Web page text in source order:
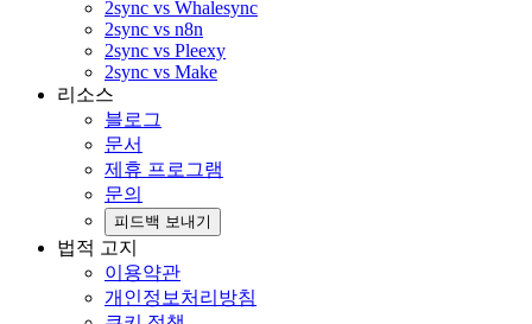
2sync vs Whalesync
2sync vs n8n
2sync vs Pleexy
2sync vs Make
리소스
블로그
문서
제휴 프로그램
문의
피드백 보내기
법적 고지
이용약관
개인정보처리방침